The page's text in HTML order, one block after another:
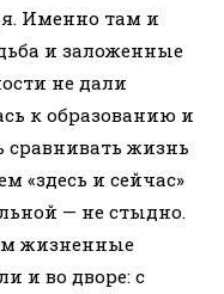
Именно там и
и заложенные
не дали
к образованию и
жизнь
«здесь и сейчас»
— не стыдно.
жизненные
и во дворе: с